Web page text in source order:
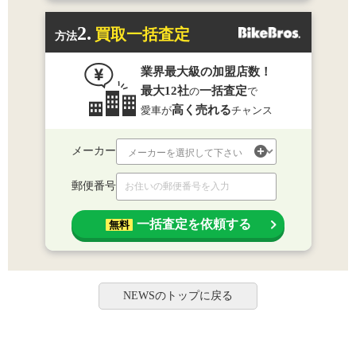
方法2. 買取一括査定
業界最大級の加盟店数！
最大12社の一括査定で
愛車が高く売れるチャンス
メーカー
郵便番号
無料 一括査定を依頼する
NEWSのトップに戻る